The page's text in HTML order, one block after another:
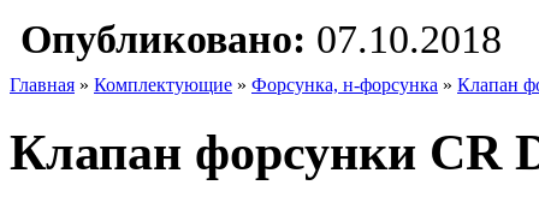
Опубликовано: 07.10.2018
Главная » Комплектующие » Форсунка, н-форсунка » Клапан
Клапан форсунки CR